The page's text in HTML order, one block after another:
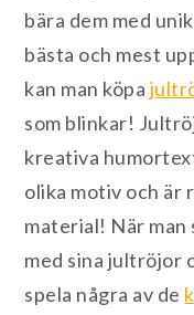
bära dem med
bästa och mest
kan man köpa
som blinkar!
kreativa
olika motiv och är
material! När man
med sina jultröjor
spela några av de